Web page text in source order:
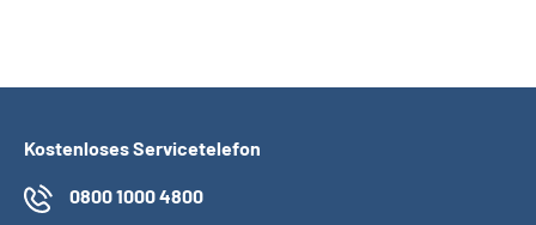
Leichte Sprache
Kostenloses Servicetelefon
0800 1000 4800